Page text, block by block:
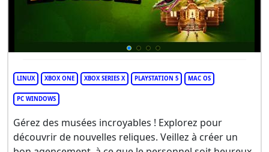
LINUX XBOX ONE XBOX SERIES X PLAYSTATION 5 MAC OS
PC WINDOWS
Gérez des musées incroyables ! Explorez pour
découvrir de nouvelles reliques. Veillez à créer un